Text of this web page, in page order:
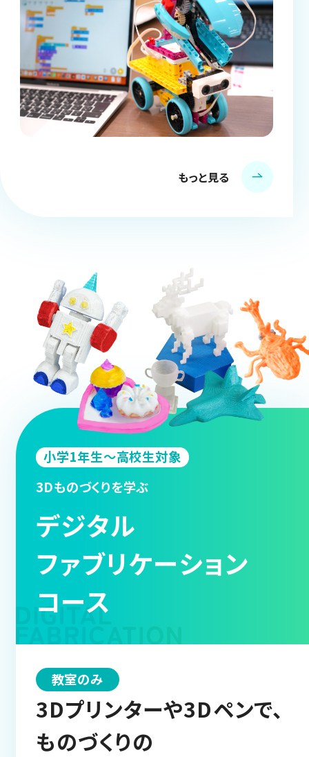
もっと見る
小学1年生～高校生対象
3Dものづくりを学ぶ
デジタル
ファブリケーション
コース
教室のみ
3Dプリンターや3Dペンで、
ものづくりの